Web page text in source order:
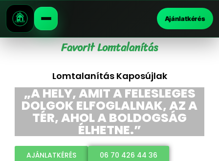
Ajánlatkérés
Favorit Lomtalanítás
Lomtalanítás Kaposújlak
„A HELY, AMIT A FELESLEGES
DOLGOK ELFOGLALNAK, AZ A
TÉR, AHOL A BOLDOGSÁG
ÉLHETNE.”
AJÁNLATKÉRÉS 06 70 426 44 36